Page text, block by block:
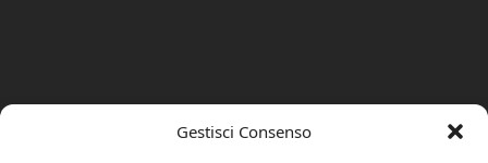
Gestisci Consenso